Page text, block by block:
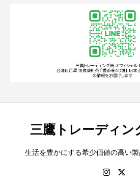
三鷹トレーディン
生活を豊かにする希少価値の高い